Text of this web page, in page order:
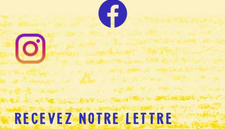
RECEVEZ NOTRE LETTRE